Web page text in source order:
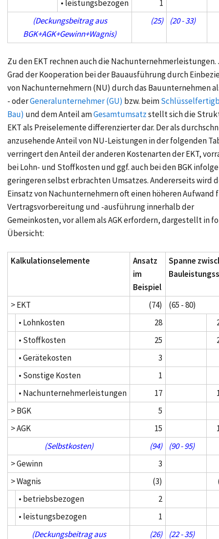
• leistungsbezogen
1
(Deckungsbeitrag aus
BGK+AGK+Gewinn+Wagnis)
(25) (20 - 33)
Zu den EKT rechnen auch dieNachunternehmerleistungen.
Grad der Kooperation bei der Bauausführung durch
von Nachunternehmern (NU) durch das Bauunternehmen
- oderGeneralunternehmer (GU) bzw. beim
Bau) und dem Anteil amGesamtumsatzstellt sich die
EKT als Preiselemente differenzierter dar. Der als
anzusehende Anteil von NU-Leistungen in der folgenden
verringert den Anteil der anderen Kostenarten der EKT,
bei Lohn- und Stoffkosten und ggf. auch bei den BGK
geringeren selbst erbrachten Umsatzes. Andererseits wird
Einsatz von Nachunternehmern oft einen höheren Aufwand
Vertragsvorbereitung und -ausführung innerhalb der
Gemeinkosten, vor allem als AGK erfordern, dargestellt in
Übersicht:
Kalkulationselemente
Ansatz
im
Beispiel
Spanne
> EKT (74)
(65 - 80)
• Lohnkosten
28
• Stoffkosten
25
• Gerätekosten
3
• Sonstige Kosten
1
• Nachunternehmerleistungen
17
> BGK
5
> AGK
15
(Selbstkosten)
(94)
(90 - 95)
> Gewinn
3
> Wagnis
(3)
• betriebsbezogen
2
• leistungsbezogen
1
(Deckungsbeitrag aus
(26) (22 - 35)